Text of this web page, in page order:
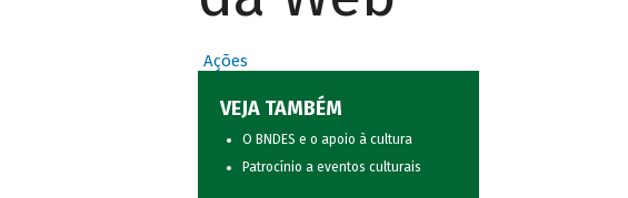
Ações
VEJA TAMBÉM
O BNDES e o apoio à cultura
Patrocínio a eventos culturais